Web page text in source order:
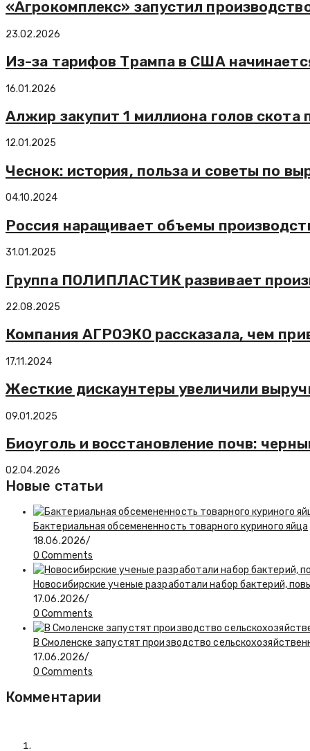
«Агрокомплекс» запустил
23.02.2026
Из-за тарифов Трампа в США
16.01.2026
Алжир закупит 1 миллиона голов
12.01.2025
Чеснок: история, польза и советы по
04.10.2024
Россия наращивает объемы
31.01.2025
Группа ПОЛИПЛАСТИК развивает
22.08.2025
Компания АГРОЭКО рассказала, чем
17.11.2024
Жесткие дискаунтеры увеличили
09.01.2025
Биоуголь и восстановление почв:
02.04.2026
Новые статьи
Бактериальная обсемененность товарного куриного яйца
18.06.2026/
0 Comments
Новосибирские ученые разработали набор бактерий,
17.06.2026/
0 Comments
В Смоленске запустят производство
17.06.2026/
0 Comments
Комментарии